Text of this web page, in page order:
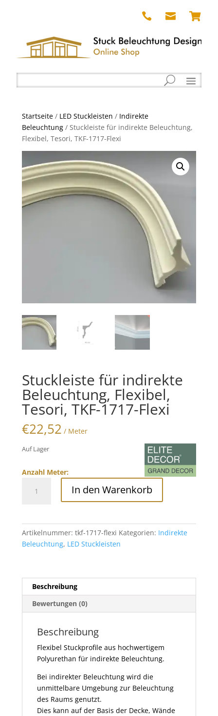
  
Startseite/ LED Stuckleisten / Indirekte
Beleuchtung/ Stuckleiste für indirekte Beleuchtung,
Flexibel, Tesori, TKF-1717-Flexi
Stuckleiste für indirekte
Beleuchtung, Flexibel,
Tesori, TKF-1717-Flexi
€22,52 / Meter
Auf Lager
Anzahl Meter:
Flexibel,
Tesori,
Menge
In den Warenkorb
Artikelnummer: tkf-1717-flexi Kategorien: Indirekte
Beleuchtung, LED Stuckleisten
Beschreibung
Bewertungen (0)
Beschreibung
Flexibel Stuckprofile aus hochwertigem
Polyurethan für indirekte Beleuchtung.
Bei indirekter Beleuchtung wird die
unmittelbare Umgebung zur Beleuchtung
des Raums genutzt.
Dies kann auf der Basis der Decke, Wände